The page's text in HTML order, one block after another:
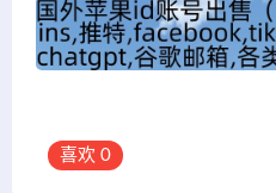
喜欢 0